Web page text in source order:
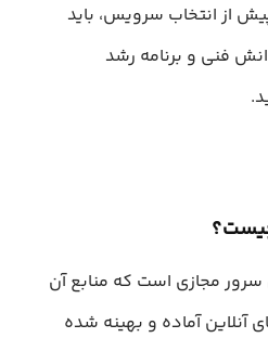
از انتخاب سرویس، باید
فنی و برنامه رشد
مجازی است که منابع آن
آنلاین آماده و بهینه‌ شده